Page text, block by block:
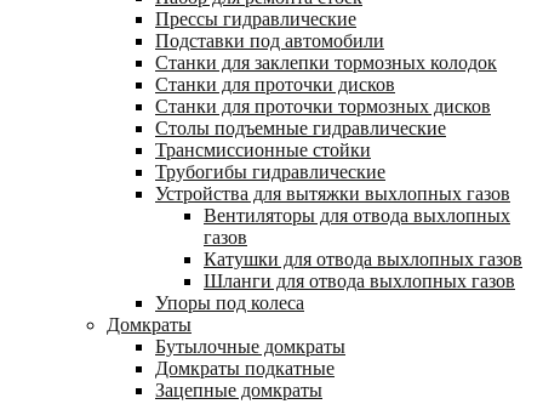
Прессы гидравлические
Подставки под автомобили
Станки для заклепки тормозных колодок
Станки для проточки дисков
Станки для проточки тормозных дисков
Столы подъемные гидравлические
Трансмиссионные стойки
Трубогибы гидравлические
Устройства для вытяжки выхлопных газов
Вентиляторы для отвода выхлопных
газов
Катушки для отвода выхлопных газов
Шланги для отвода выхлопных газов
Упоры под колеса
Домкраты
Бутылочные домкраты
Домкраты подкатные
Зацепные домкраты